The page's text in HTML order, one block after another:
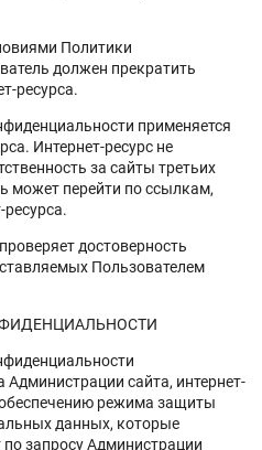
Политики
должен прекратить
ресурса.
применяется
Интернет-ресурс не
за сайты третьих
может перейти по ссылкам,
достоверность
Пользователем
Администрации сайта, интернет-
режима защиты
данных, которые
запросу Администрации